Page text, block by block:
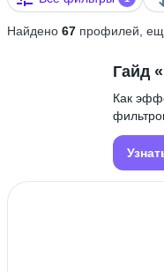
Найдено 67 профилей,
Гайд
Как